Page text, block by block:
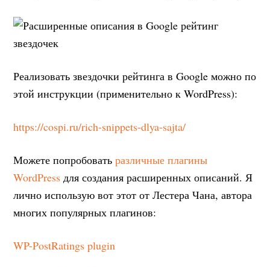
Реализовать звездочки рейтинга в Google можно по
этой инструкции (применительно к WordPress):
https://cospi.ru/rich-snippets-dlya-sajta/
Можете попробоватьразличные плагины
WordPress для создания расширенных описаний. Я
лично использую вот этот от Лестера Чана, автора
многих популярных плагинов:
WP-PostRatings plugin